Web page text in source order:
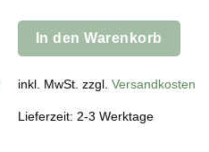
war:
24,95 €
ist:
12,48 €.
In den Warenkorb
inkl. MwSt. zzgl. Versandkosten
Lieferzeit: 2-3 Werktage